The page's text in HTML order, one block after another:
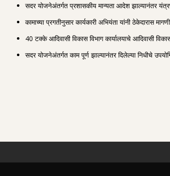
सदर योजनेअंतर्गत प्रशासकीय मान्यता आदेश झाल्यानंतर
कामाच्या प्रगतीनुसार कार्यकारी अभियंता यांनी
40 टक्के आदिवासी विकास विभाग कार्यालयाचे आदिवासी
सदर योजनेअंतर्गत काम पूर्ण झाल्यानंतर दिलेल्या निधीचे